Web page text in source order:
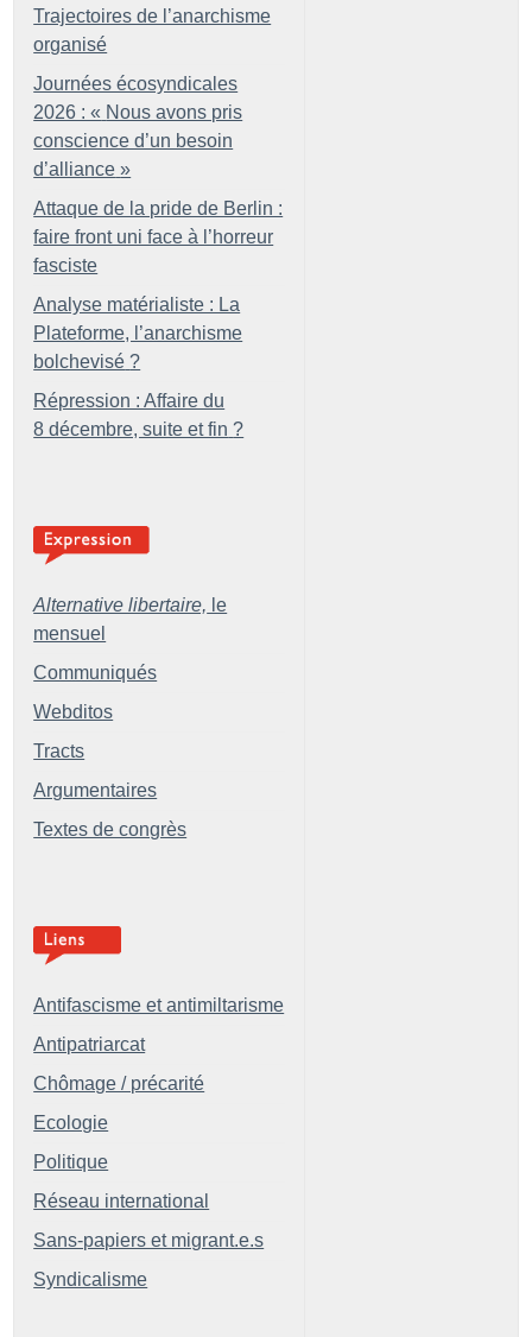
Trajectoires de l’anarchisme
organisé
Journées écosyndicales
2026 : « Nous avons pris
conscience d’un besoin
d’alliance »
Attaque de la pride de Berlin :
faire front uni face à l’horreur
fasciste
Analyse matérialiste : La
Plateforme, l’anarchisme
bolchevisé ?
Répression : Affaire du
8 décembre, suite et fin ?
Alternative libertaire, le
mensuel
Communiqués
Webditos
Tracts
Argumentaires
Textes de congrès
Antifascisme et antimiltarisme
Antipatriarcat
Chômage / précarité
Ecologie
Politique
Réseau international
Sans-papiers et migrant.e.s
Syndicalisme